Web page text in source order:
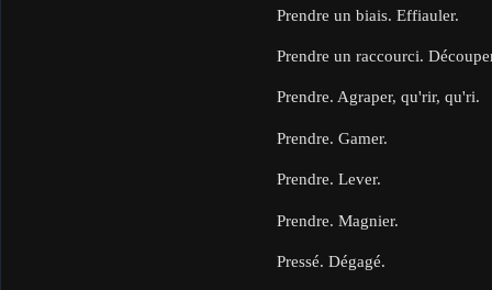
Prendre un biais. Effiauler.
Prendre un raccourci.
Prendre. Agraper, qu'rir, qu'ri.
Prendre. Gamer.
Prendre. Lever.
Prendre. Magnier.
Pressé. Dégagé.